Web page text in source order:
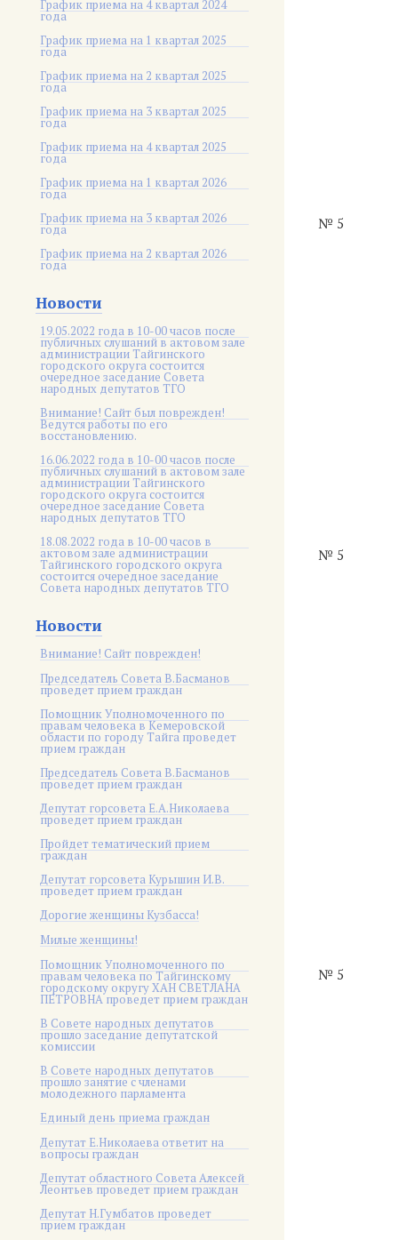
График приема на 4 квартал 2024
года
График приема на 1 квартал 2025
года
График приема на 2 квартал 2025
года
График приема на 3 квартал 2025
года
График приема на 4 квартал 2025
года
График приема на 1 квартал 2026
года
График приема на 3 квартал 2026
года
График приема на 2 квартал 2026
года
Новости
19.05.2022 года в 10-00 часов после
публичных слушаний в актовом зале
администрации Тайгинского
городского округа состоится
очередное заседание Совета
народных депутатов ТГО
Внимание! Сайт был поврежден!
Ведутся работы по его
восстановлению.
16.06.2022 года в 10-00 часов после
публичных слушаний в актовом зале
администрации Тайгинского
городского округа состоится
очередное заседание Совета
народных депутатов ТГО
18.08.2022 года в 10-00 часов в
актовом зале администрации
Тайгинского городского округа
состоится очередное заседание
Совета народных депутатов ТГО
Новости
Внимание! Сайт поврежден!
Председатель Совета В.Басманов
проведет прием граждан
Помощник Уполномоченного по
правам человека в Кемеровской
области по городу Тайга проведет
прием граждан
Председатель Совета В.Басманов
проведет прием граждан
Депутат горсовета Е.А.Николаева
проведет прием граждан
Пройдет тематический прием
граждан
Депутат горсовета Курышин И.В.
проведет прием граждан
Дорогие женщины Кузбасса!
Милые женщины!
Помощник Уполномоченного по
правам человека по Тайгинскому
городскому округу ХАН СВЕТЛАНА
ПЕТРОВНА проведет прием граждан
В Совете народных депутатов
прошло заседание депутатской
комиссии
В Совете народных депутатов
прошло занятие с членами
молодежного парламента
Единый день приема граждан
Депутат Е.Николаева ответит на
вопросы граждан
Депутат областного Совета Алексей
Леонтьев проведет прием граждан
Депутат Н.Гумбатов проведет
прием граждан
№ 5
№ 5
№ 5